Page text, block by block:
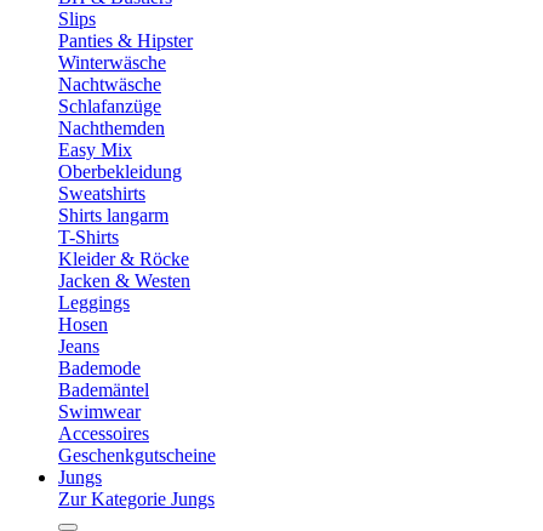
Slips
Panties & Hipster
Winterwäsche
Nachtwäsche
Schlafanzüge
Nachthemden
Easy Mix
Oberbekleidung
Sweatshirts
Shirts langarm
T-Shirts
Kleider & Röcke
Jacken & Westen
Leggings
Hosen
Jeans
Bademode
Bademäntel
Swimwear
Accessoires
Geschenkgutscheine
Jungs
Zur Kategorie Jungs